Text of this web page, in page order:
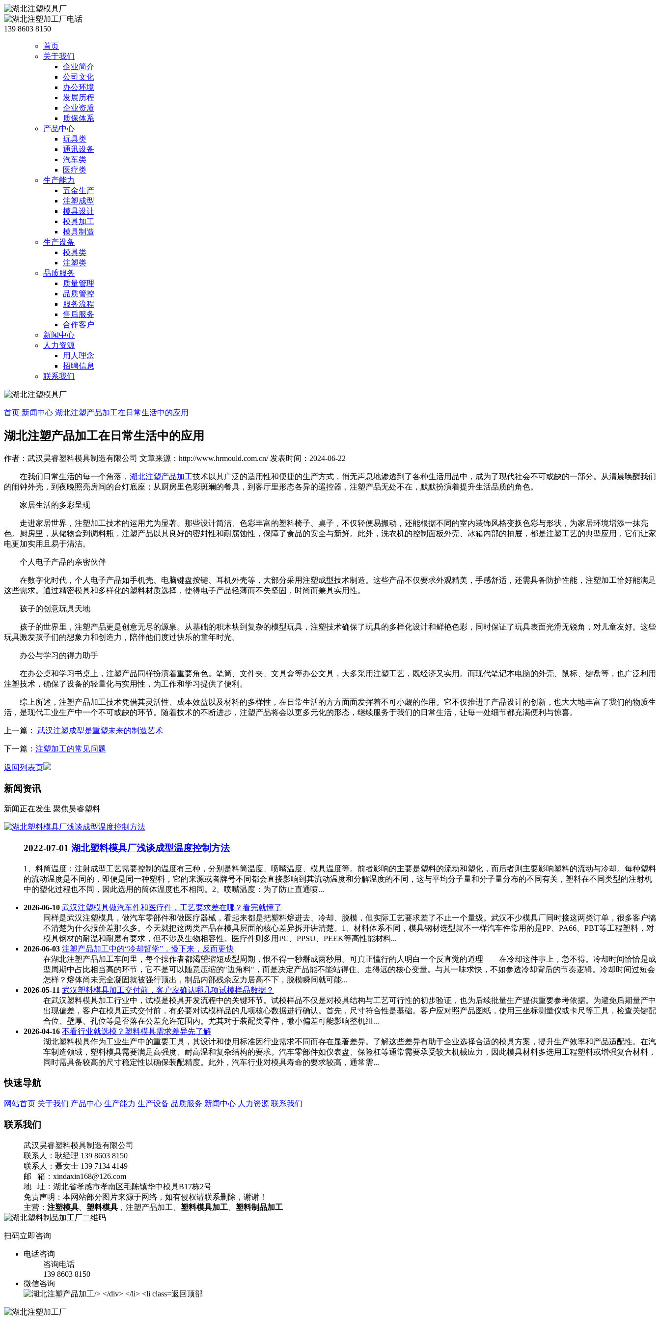
139 8603 8150
首页
关于我们
企业简介
公司文化
办公环境
发展历程
企业资质
质保体系
产品中心
玩具类
通讯设备
汽车类
医疗类
生产能力
五金生产
注塑成型
模具设计
模具加工
模具制造
生产设备
模具类
注塑类
品质服务
质量管理
品质管控
服务流程
售后服务
合作客户
新闻中心
人力资源
用人理念
招聘信息
联系我们
首页 新闻中心 湖北注塑产品加工在日常生活中的应用
湖北注塑产品加工在日常生活中的应用
作者：武汉昊睿塑料模具制造有限公司 文章来源：http://www.hrmould.com.cn/ 发表时间：2024-06-22
在我们日常生活的每一个角落， 湖北注塑产品加工技术以其广泛的适用性和便捷的生产方式，悄无声息地渗透到了各种生活用品中，成为了现代社会不可或缺的一部分。从清晨唤醒我们
的闹钟外壳，到夜晚照亮房间的台灯底座；从厨房里色彩斑斓的餐具，到客厅里形态各异的遥控器，注塑产品无处不在，默默扮演着提升生活品质的角色。
家居生活的多彩呈现
走进家居世界，注塑加工技术的运用尤为显著。那些设计简洁、色彩丰富的塑料椅子、桌子，不仅轻便易搬动，还能根据不同的室内装饰风格变换色彩与形状，为家居环境增添一抹亮
色。厨房里，从储物盒到调料瓶，注塑产品以其良好的密封性和耐腐蚀性，保障了食品的安全与新鲜。此外，洗衣机的控制面板外壳、冰箱内部的抽屉，都是注塑工艺的典型应用，它们让家
电更加实用且易于清洁。
个人电子产品的亲密伙伴
在数字化时代，个人电子产品如手机壳、电脑键盘按键、耳机外壳等，大部分采用注塑成型技术制造。这些产品不仅要求外观精美，手感舒适，还需具备防护性能，注塑加工恰好能满足
这些需求。通过精密模具和多样化的塑料材质选择，使得电子产品轻薄而不失坚固，时尚而兼具实用性。
孩子的创意玩具天地
孩子的世界里，注塑产品更是创意无尽的源泉。从基础的积木块到复杂的模型玩具，注塑技术确保了玩具的多样化设计和鲜艳色彩，同时保证了玩具表面光滑无锐角，对儿童友好。这些
玩具激发孩子们的想象力和创造力，陪伴他们度过快乐的童年时光。
办公与学习的得力助手
在办公桌和学习书桌上，注塑产品同样扮演着重要角色。笔筒、文件夹、文具盒等办公文具，大多采用注塑工艺，既经济又实用。而现代笔记本电脑的外壳、鼠标、键盘等，也广泛利用
注塑技术，确保了设备的轻量化与实用性，为工作和学习提供了便利。
综上所述，注塑产品加工技术凭借其灵活性、成本效益以及材料的多样性，在日常生活的方方面面发挥着不可小觑的作用。它不仅推进了产品设计的创新，也大大地丰富了我们的物质生
活，是现代工业生产中一个不可或缺的环节。随着技术的不断进步，注塑产品将会以更多元化的形态，继续服务于我们的日常生活，让每一处细节都充满便利与惊喜。
上一篇： 武汉注塑成型是重塑未来的制造艺术
下一篇： 注塑加工的常见问题
返回列表页
新闻资讯
新闻正在发生 聚焦昊睿塑料
2022-07-01 湖北塑料模具厂浅谈成型温度控制方法
1、料筒温度：注射成型工艺需要控制的温度有三种，分别是料筒温度、喷嘴温度、模具温度等。前者影响的主要是塑料的流动和塑化，而后者则主要影响塑料的流动与冷却。每种塑料
的流动温度是不同的，即便是同一种塑料，它的来源或者牌号不同都会直接影响到其流动温度和分解温度的不同，这与平均分子量和分子量分布的不同有关，塑料在不同类型的注射机
中的塑化过程也不同，因此选用的筒体温度也不相同。2、喷嘴温度：为了防止直通喷...
2026-06-10 武汉注塑模具做汽车件和医疗件，工艺要求差在哪？看完就懂了
同样是武汉注塑模具，做汽车零部件和做医疗器械，看起来都是把塑料熔进去、冷却、脱模，但实际工艺要求差了不止一个量级。武汉不少模具厂同时接这两类订单，很多客户搞
不清楚为什么报价差那么多。今天就把这两类产品在模具层面的核心差异拆开讲清楚。1、材料体系不同，模具钢材选型就不一样汽车件常用的是PP、PA66、PBT等工程塑料，对
模具钢材的耐温和耐磨有要求，但不涉及生物相容性。医疗件则多用PC、PPSU、PEEK等高性能材料...
2026-06-03 注塑产品加工中的“冷却哲学”，慢下来，反而更快
在湖北注塑产品加工车间里，每个操作者都渴望缩短成型周期，恨不得一秒掰成两秒用。可真正懂行的人明白一个反直觉的道理——在冷却这件事上，急不得。冷却时间恰恰是成
型周期中占比相当高的环节，它不是可以随意压缩的"边角料"，而是决定产品能不能站得住、走得远的核心变量。与其一味求快，不如参透冷却背后的节奏逻辑。冷却时间过短会
怎样？熔体尚未完全凝固就被强行顶出，制品内部残余应力居高不下，脱模瞬间就可能...
2026-05-11 武汉塑料模具加工交付前，客户应确认哪几项试模样品数据？
在武汉塑料模具加工行业中，试模是模具开发流程中的关键环节。试模样品不仅是对模具结构与工艺可行性的初步验证，也为后续批量生产提供重要参考依据。为避免后期量产中
出现偏差，客户在模具正式交付前，有必要对试模样品的几项核心数据进行确认。首先，尺寸符合性是基础。客户应对照产品图纸，使用三坐标测量仪或卡尺等工具，检查关键配
合位、壁厚、孔位等是否落在公差允许范围内。尤其对于装配类零件，微小偏差可能影响整机组...
2026-04-16 不看行业就选模？塑料模具需求差异先了解
湖北塑料模具作为工业生产中的重要工具，其设计和使用标准因行业需求不同而存在显著差异。了解这些差异有助于企业选择合适的模具方案，提升生产效率和产品适配性。在汽
车制造领域，塑料模具需要满足高强度、耐高温和复杂结构的要求。汽车零部件如仪表盘、保险杠等通常需要承受较大机械应力，因此模具材料多选用工程塑料或增强复合材料，
同时需具备较高的尺寸稳定性以确保装配精度。此外，汽车行业对模具寿命的要求较高，通常需...
快速导航
网站首页 关于我们 产品中心 生产能力 生产设备 品质服务 新闻中心 人力资源 联系我们
联系我们
武汉昊睿塑料模具制造有限公司
联系人：耿经理 139 8603 8150
联系人：聂女士 139 7134 4149
邮 箱：xindaxin168@126.com
地 址：湖北省孝感市孝南区毛陈镇华中模具B17栋2号
免责声明：本网站部分图片来源于网络，如有侵权请联系删除，谢谢！
主营： 注塑模具 塑料模具 ，注塑产品加工、 塑料模具加工 塑料制品加工
扫码立即咨询
电话咨询
咨询电话
139 8603 8150
微信咨询
返回顶部